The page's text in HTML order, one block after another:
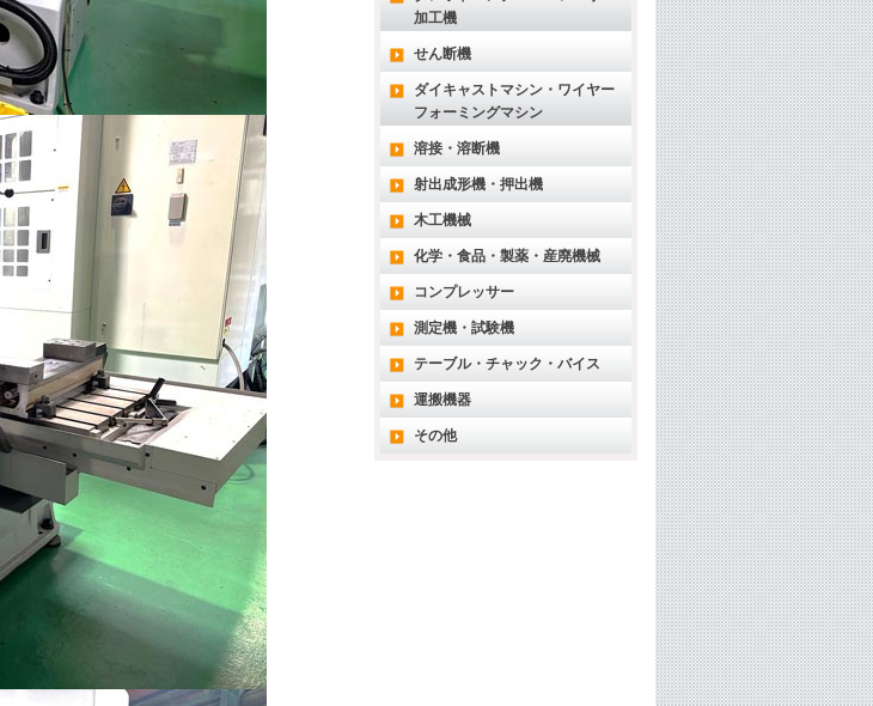
加工機
せん断機
ダイキャストマシン・ワイヤー
フォーミングマシン
溶接・溶断機
射出成形機・押出機
木工機械
化学・食品・製薬・産廃機械
コンプレッサー
測定機・試験機
テーブル・チャック・バイス
運搬機器
その他